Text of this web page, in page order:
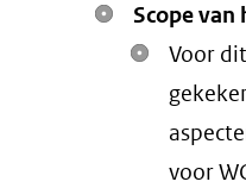
Scope van
Voor
voor